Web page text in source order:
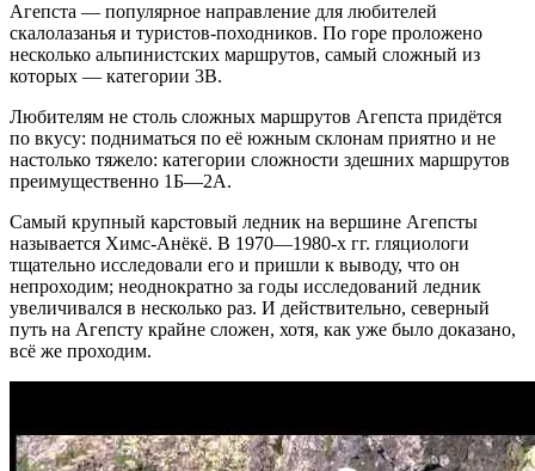
Агепста — популярное направление для любителей
скалолазанья и туристов-походников. По горе проложено
несколько альпинистских маршрутов, самый сложный из
которых — категории 3В.
Любителям не столь сложных маршрутов Агепста придётся
по вкусу: подниматься по её южным склонам приятно и не
настолько тяжело: категории сложности здешних маршрутов
преимущественно 1Б—2А.
Самый крупный карстовый ледник на вершине Агепсты
называется Химс-Анёкё. В 1970—1980-х гг. гляциологи
тщательно исследовали его и пришли к выводу, что он
непроходим; неоднократно за годы исследований ледник
увеличивался в несколько раз. И действительно, северный
путь на Агепсту крайне сложен, хотя, как уже было доказано,
всё же проходим.